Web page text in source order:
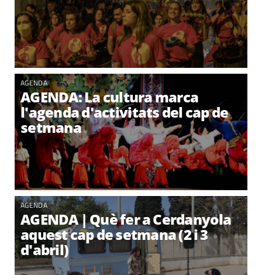
AGENDA
AGENDA: La cultura marca
l'agenda d'activitats del cap de
setmana
AGENDA
AGENDA | Què fer a Cerdanyola
aquest cap de setmana (2 i 3
d'abril)